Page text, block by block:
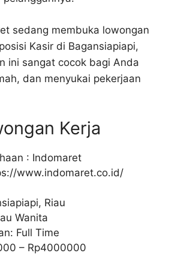
sedang membuka lowongan
Kasir di Bagansiapiapi,
ini sangat cocok bagi Anda
dan menyukai pekerjaan
Kerja
: Indomaret
www.indomaret.co.id/
Riau
Wanita
Full Time
– Rp4000000